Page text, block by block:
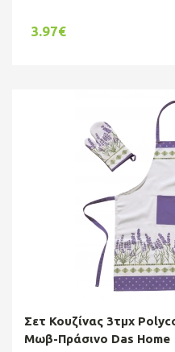
3.97€
Σετ Κουζίνας 3τμχ
Μωβ-Πράσινο Das Home